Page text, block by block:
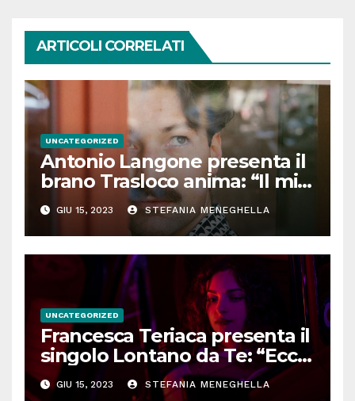
ARTICOLI CORRELATI
UNCATEGORIZED
Antonio Langone presenta il
brano Trasloco anima: “Il mio
bisogno di evadere, ecco da
dove nasce il singolo”
GIU 15, 2023 STEFANIA MENEGHELLA
UNCATEGORIZED
Francesca Teriaca presenta il
singolo Lontano da Te: “Ecco
dove nasce l’idea”
GIU 15, 2023 STEFANIA MENEGHELLA